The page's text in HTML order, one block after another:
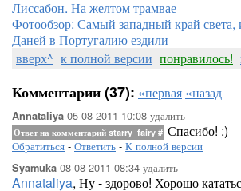
Лиссабон. На желтом трамвае
Фотообзор: Самый западный край
Даней в Португалию ездили
вверх^ к полной версии понравилось!
Комментарии (37): «первая «назад
Annataliya 05-08-2011-10:08 удалить
Ответ на комментарий starry_fairy # Спасибо! :)
Обратиться - Ответить - К полной версии
Syamuka 08-08-2011-08:34 удалить
Annataliya, Ну - здорово! Хорошо